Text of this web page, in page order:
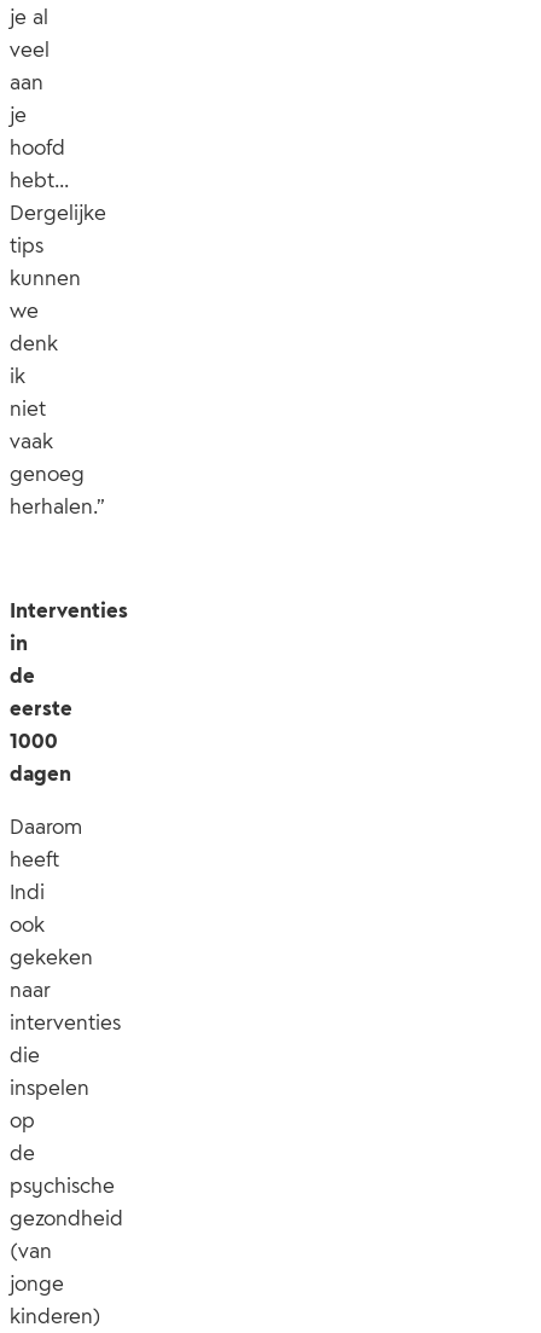
je al
veel
aan
je
hoofd
hebt…
Dergelijke
tips
kunnen
we
denk
ik
niet
vaak
genoeg
herhalen.”
Interventies
in
de
eerste
1000
dagen
Daarom
heeft
Indi
ook
gekeken
naar
interventies
die
inspelen
op
de
psychische
gezondheid
(van
jonge
kinderen)